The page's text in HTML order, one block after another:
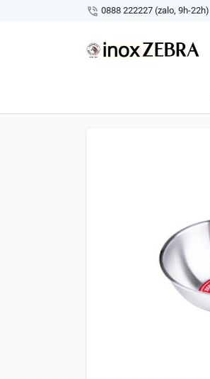
0888 222227 (zalo, 9h-22h)